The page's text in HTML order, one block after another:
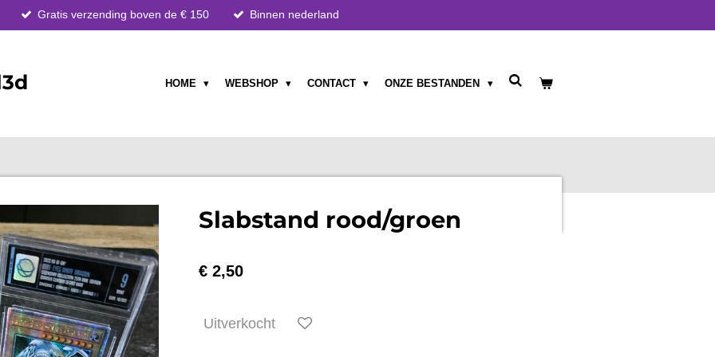
Gratis verzending boven de € 150 Binnen nederland
HOME WEBSHOP CONTACT ONZE BESTANDEN
Slabstand rood/groen
€ 2,50
Uitverkocht